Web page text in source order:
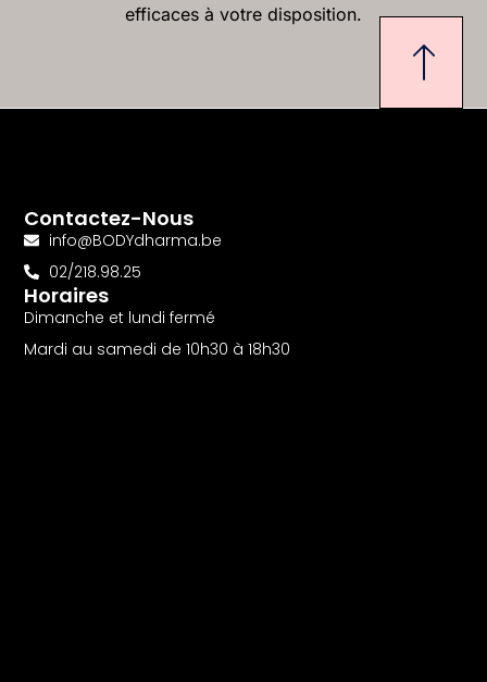
efficaces à votre disposition.
Contactez-Nous
info@BODYdharma.be
02/218.98.25
Horaires
Dimanche et lundi fermé
Mardi au samedi de 10h30 à 18h30